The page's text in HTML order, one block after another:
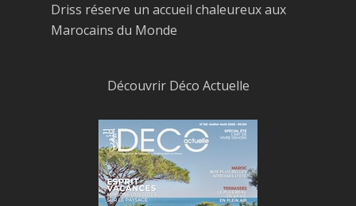
Driss réserve un accueil chaleureux aux
Marocains du Monde
Découvrir Déco Actuelle